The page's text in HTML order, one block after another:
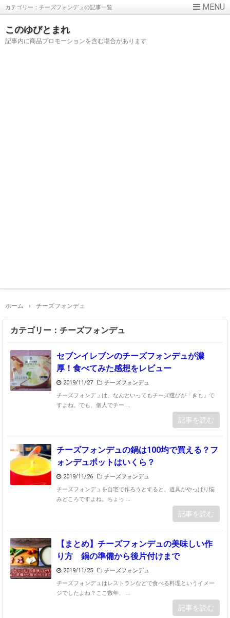
カテゴリー：チーズフォンデュの記事一覧
このゆびとまれ
記事内に商品プロモーションを含む場合があります
ホーム › チーズフォンデュ
カテゴリー：チーズフォンデュ
セブンイレブンのチーズフォンデュが濃
厚！食べてみた感想をレビュー
2019/11/27
チーズフォンデュ
チーズフォンデュは、なんといってもチーズ選びが「きも」で
すよね。でも、個人でチー ...
記事を読む
チーズフォンデュの鍋は100均で買える？フ
ォンデュポットはいくら？
2019/11/26
チーズフォンデュ
チーズフォンデュを自宅で作ろうとすると、道具がやっぱり悩
みどころですよね。ちょっ ...
記事を読む
【まとめ】チーズフォンデュの美味しい作
り方 鍋の準備から後片付けまで
2019/11/25
チーズフォンデュ
チーズフォンデュはレストランなどで食べる料理というイメー
ジでしたよね？ここ数年、 ...
記事を読む